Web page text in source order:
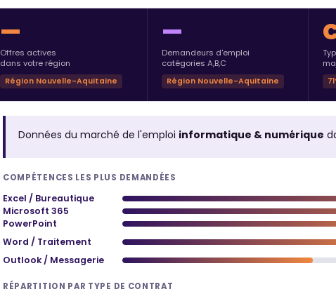
—
Offres actives
dans votre région
Région Nouvelle-Aquitaine
—
Demandeurs d'emploi
catégories A,B,C
Région Nouvelle-Aquitaine
Données du marché de l'emploi informatique & numérique
COMPÉTENCES LES PLUS DEMANDÉES
Excel / Bureautique
Microsoft 365
PowerPoint
Word / Traitement
Outlook / Messagerie
RÉPARTITION PAR TYPE DE CONTRAT